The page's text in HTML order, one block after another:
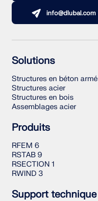
info@dlubal.com
Solutions
Structures en béton armé
Structures acier
Structures en bois
Assemblages acier
Produits
RFEM 6
RSTAB 9
RSECTION 1
RWIND 3
Support technique